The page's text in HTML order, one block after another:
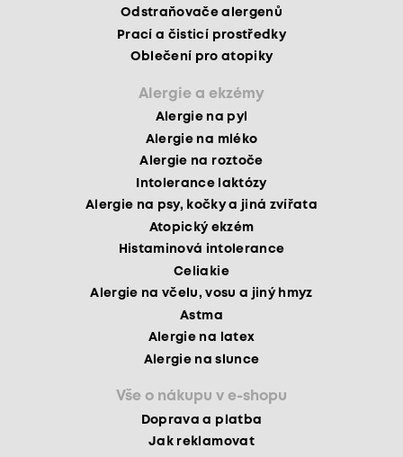
Odstraňovače alergenů
Prací a čisticí prostředky
Oblečení pro atopiky
Alergie a ekzémy
Alergie na pyl
Alergie na mléko
Alergie na roztoče
Intolerance laktózy
Alergie na psy, kočky a jiná zvířata
Atopický ekzém
Histaminová intolerance
Celiakie
Alergie na včelu, vosu a jiný hmyz
Astma
Alergie na latex
Alergie na slunce
Vše o nákupu v e-shopu
Doprava a platba
Jak reklamovat